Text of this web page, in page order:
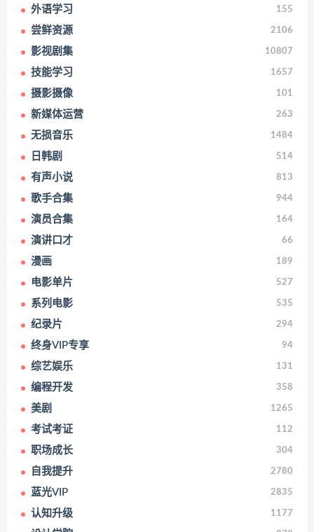
外语学习 155
尝鲜资源 2106
影视剧集 10807
技能学习 1657
摄影摄像 101
新媒体运营 263
无损音乐 1484
日韩剧 514
有声小说 813
歌手合集 944
演员合集 164
演讲口才 66
漫画 189
电影单片 527
系列电影 535
纪录片 294
终身VIP专享 94
综艺娱乐 131
编程开发 358
美剧 1265
考试考证 112
职场成长 304
自我提升 2780
蓝光VIP 2835
认知升级 1177